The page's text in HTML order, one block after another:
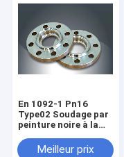
En 1092-1 Pn16
Type02 Soudage par
peinture noire à la
Meilleur prix